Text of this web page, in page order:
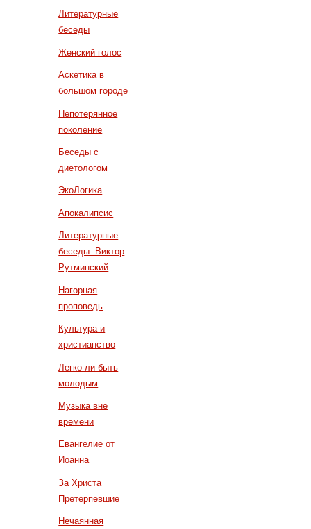
Литературные
беседы
Женский голос
Аскетика в
большом городе
Непотерянное
поколение
Беседы с
диетологом
ЭкоЛогика
Апокалипсис
Литературные
беседы. Виктор
Рутминский
Нагорная
проповедь
Культура и
христианство
Легко ли быть
молодым
Музыка вне
времени
Евангелие от
Иоанна
За Христа
Претерпевшие
Нечаянная